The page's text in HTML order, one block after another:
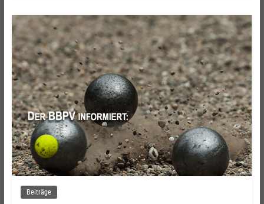
Beiträge